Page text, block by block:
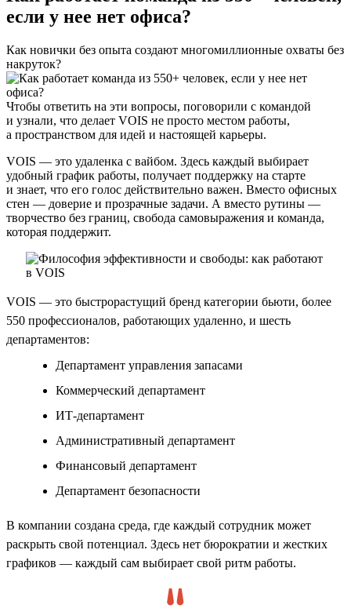
если у нее нет офиса?
Как новички без опыта создают многомиллионные охваты без
накруток?
Чтобы ответить на эти вопросы, поговорили с командой
и узнали, что делает VOIS не просто местом работы,
а пространством для идей и настоящей карьеры.
VOIS — это удаленка с вайбом. Здесь каждый выбирает
удобный график работы, получает поддержку на старте
и знает, что его голос действительно важен. Вместо офисных
стен — доверие и прозрачные задачи. А вместо рутины —
творчество без границ, свобода самовыражения и команда,
которая поддержит.
VOIS — это быстрорастущий бренд категории бьюти, более
550 профессионалов, работающих удаленно, и шесть
департаментов:
Департамент управления запасами
Коммерческий департамент
ИТ-департамент
Административный департамент
Финансовый департамент
Департамент безопасности
В компании создана среда, где каждый сотрудник может
раскрыть свой потенциал. Здесь нет бюрократии и жестких
графиков — каждый сам выбирает свой ритм работы.